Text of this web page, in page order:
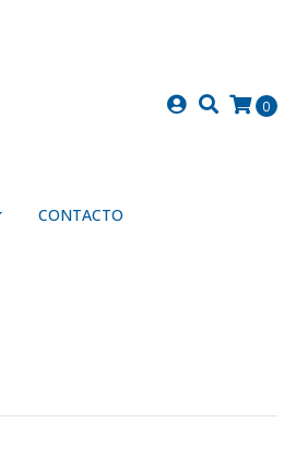
0
CONTACTO